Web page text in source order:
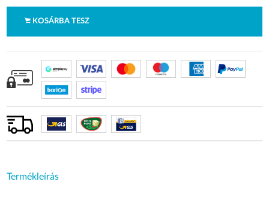
KOSÁRBA TESZ
Termékleírás